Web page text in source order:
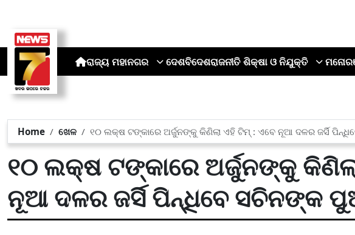
ରାଜ୍ୟ ମହାନଗର ଦେଶବିଦେଶରାଜନୀତି ଶିକ୍ଷା ଓ ନିଯୁକ୍ତି
Home ଖେଳ ୧୦ ଲକ୍ଷ ଟଙ୍କାରେ ଅର୍ଜୁନଙ୍କୁ କିଣିଲା ଏହି ଟିମ୍ : ଏବେ ନୂଆ ଦଳର ଜର୍ସି
୧୦ ଲକ୍ଷ ଟଙ୍କାରେ ଅର୍ଜୁନଙ୍କୁ
ନୂଆ ଦଳର ଜର୍ସି ପିନ୍ଧିବେ ସଚିନଙ୍କ